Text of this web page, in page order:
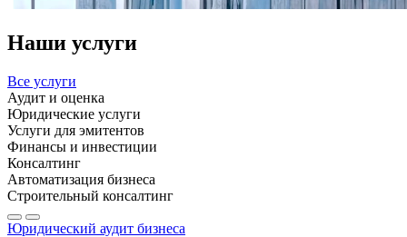
Наши услуги
Все услуги
Аудит и оценка
Юридические услуги
Услуги для эмитентов
Финансы и инвестиции
Консалтинг
Автоматизация бизнеса
Строительный консалтинг
Юридический аудит бизнеса